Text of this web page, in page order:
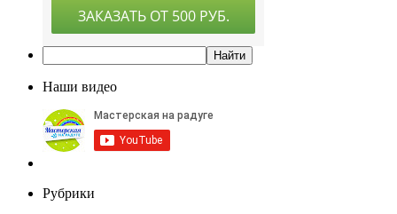
Наши видео
Рубрики